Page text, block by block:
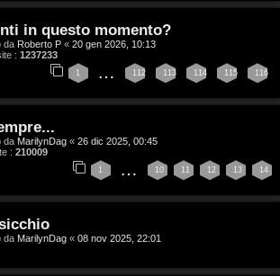
in questo momento?
da Roberto P « 20 gen 2026, 10:13
: 1237233
1 … 112 113 114 115 116
da MarilynDag « 26 dic 2025, 00:45
: 210009
1 … 10 11 12 13 14
da MarilynDag « 08 nov 2025, 22:01